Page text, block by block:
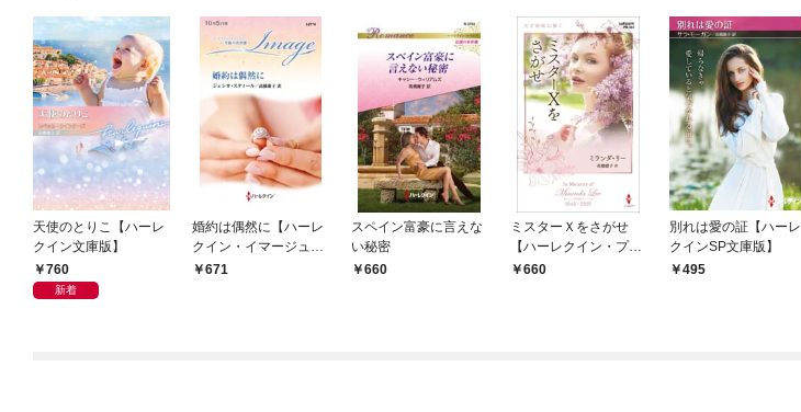
天使のとりこ【ハーレ
クイン文庫版】
760
新着
婚約は偶然に【ハーレ
クイン・イマージュ
版】671
スペイン富豪に言えな
い秘密
660
ミスターＸをさがせ
【ハーレクイン・プレ
ゼンツ作家シリーズ別
660
別れは愛の証【ハーレ
クインSP文庫版】
495